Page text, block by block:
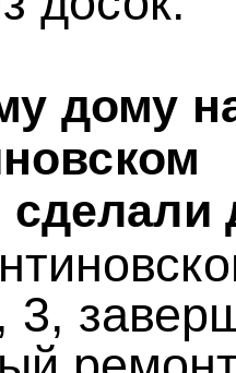
дому
сделали
3,